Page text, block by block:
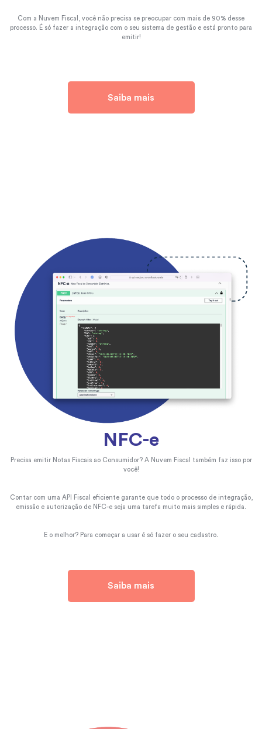
Com a Nuvem Fiscal, você não precisa se preocupar com mais de 90% desse
processo. É só fazer a integração com o seu sistema de gestão e está pronto para
emitir!
Saiba mais
NFC-e
Precisa emitir Notas Fiscais ao Consumidor? A Nuvem Fiscal também faz isso por
você!
Contar com uma API Fiscal eficiente garante que todo o processo de integração,
emissão e autorização de NFC-e seja uma tarefa muito mais simples e rápida.
E o melhor? Para começar a usar é só fazer o seu cadastro.
Saiba mais